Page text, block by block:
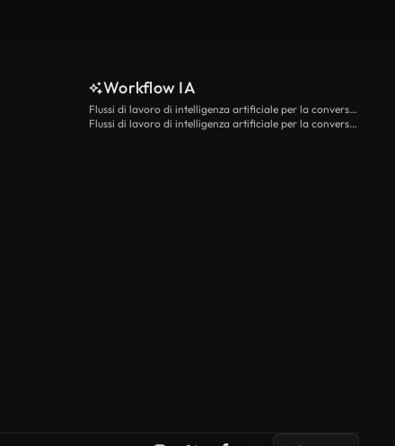
Workflow IA
Flussi di lavoro di intelligenza artificiale per la conversione da testo a video
Flussi di lavoro di intelligenza artificiale per la conversione di immagini in video